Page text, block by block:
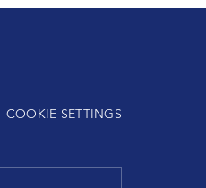
COOKIE SETTINGS